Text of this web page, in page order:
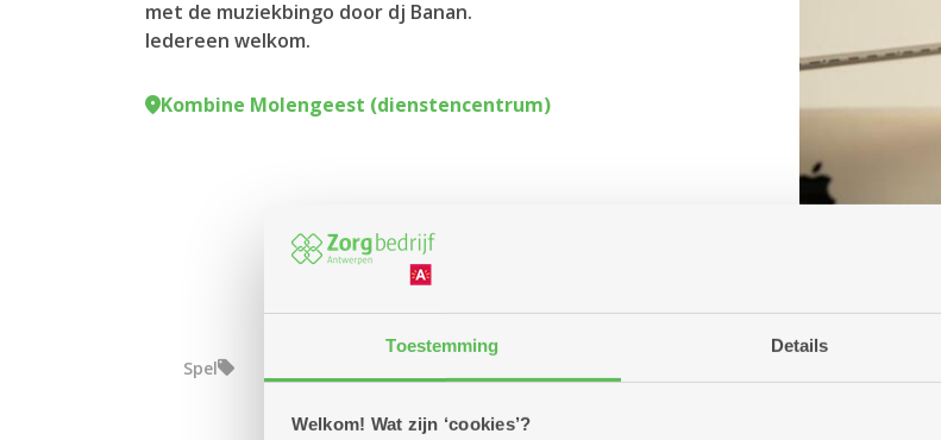
Toestemming Details
Welkom! Wat zijn ‘cookies’?
met de muziekbingo door dj Banan.
Iedereen welkom.
Kombine Molengeest (dienstencentrum)
Spel